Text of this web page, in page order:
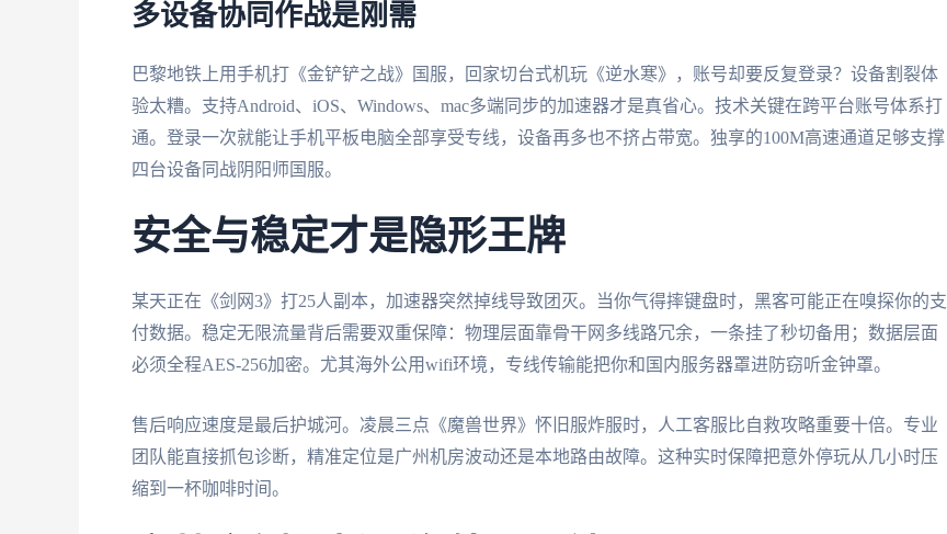
多设备协同作战是刚需
巴黎地铁上用手机打《金铲铲之战》国服，回家切台式机玩《逆水寒》，账号却要反复登录？设备割裂体
验太糟。支持Android、iOS、Windows、mac多端同步的加速器才是真省心。技术关键在跨平台账号体系打
通。登录一次就能让手机平板电脑全部享受专线，设备再多也不挤占带宽。独享的100M高速通道足够支撑
四台设备同战阴阳师国服。
安全与稳定才是隐形王牌
某天正在《剑网3》打25人副本，加速器突然掉线导致团灭。当你气得摔键盘时，黑客可能正在嗅探你的支
付数据。稳定无限流量背后需要双重保障：物理层面靠骨干网多线路冗余，一条挂了秒切备用；数据层面
必须全程AES-256加密。尤其海外公用wifi环境，专线传输能把你和国内服务器罩进防窃听金钟罩。
售后响应速度是最后护城河。凌晨三点《魔兽世界》怀旧服炸服时，人工客服比自救攻略重要十倍。专业
团队能直接抓包诊断，精准定位是广州机房波动还是本地路由故障。这种实时保障把意外停玩从几小时压
缩到一杯咖啡时间。